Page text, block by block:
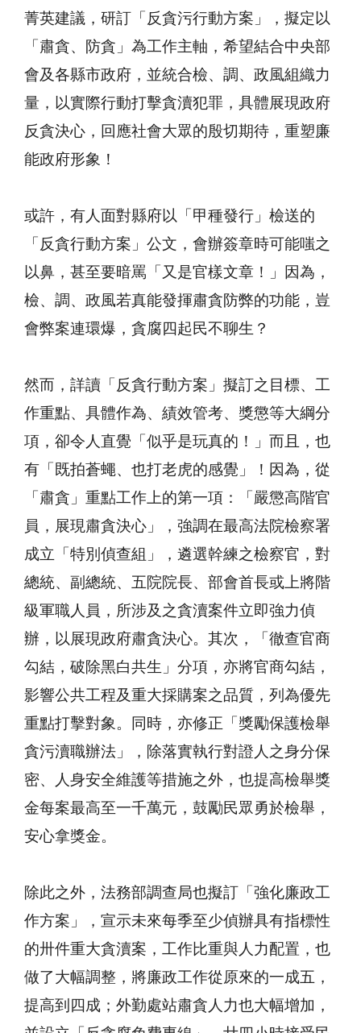
菁英建議，研訂「反貪污行動方案」，擬定以
「肅貪、防貪」為工作主軸，希望結合中央部
會及各縣市政府，並統合檢、調、政風組織力
量，以實際行動打擊貪瀆犯罪，具體展現政府
反貪決心，回應社會大眾的殷切期待，重塑廉
能政府形象！
或許，有人面對縣府以「甲種發行」檢送的
「反貪行動方案」公文，會辦簽章時可能嗤之
以鼻，甚至要暗罵「又是官樣文章！」因為，
檢、調、政風若真能發揮肅貪防弊的功能，豈
會弊案連環爆，貪腐四起民不聊生？
然而，詳讀「反貪行動方案」擬訂之目標、工
作重點、具體作為、績效管考、獎懲等大綱分
項，卻令人直覺「似乎是玩真的！」而且，也
有「既拍蒼蠅、也打老虎的感覺」！因為，從
「肅貪」重點工作上的第一項：「嚴懲高階官
員，展現肅貪決心」，強調在最高法院檢察署
成立「特別偵查組」，遴選幹練之檢察官，對
總統、副總統、五院院長、部會首長或上將階
級軍職人員，所涉及之貪瀆案件立即強力偵
辦，以展現政府肅貪決心。其次，「徹查官商
勾結，破除黑白共生」分項，亦將官商勾結，
影響公共工程及重大採購案之品質，列為優先
重點打擊對象。同時，亦修正「獎勵保護檢舉
貪污瀆職辦法」，除落實執行對證人之身分保
密、人身安全維護等措施之外，也提高檢舉獎
金每案最高至一千萬元，鼓勵民眾勇於檢舉，
安心拿獎金。
除此之外，法務部調查局也擬訂「強化廉政工
作方案」，宣示未來每季至少偵辦具有指標性
的卅件重大貪瀆案，工作比重與人力配置，也
做了大幅調整，將廉政工作從原來的一成五，
提高到四成；外勤處站肅貪人力也大幅增加，